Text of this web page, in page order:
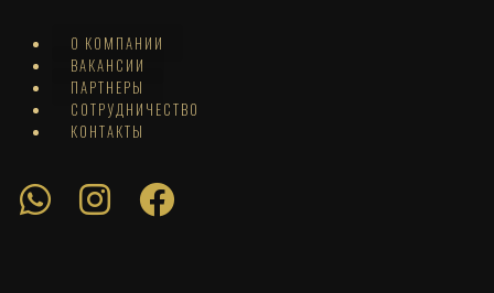
О КОМПАНИИ
ВАКАНСИИ
ПАРТНЕРЫ
СОТРУДНИЧЕСТВО
КОНТАКТЫ